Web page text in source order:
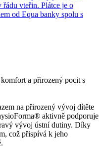
a přirozený pocit s
na přirozený vývoj dítěte
aktivně podporuje
vývoj ústní dutiny. Díky
což přispívá k jeho